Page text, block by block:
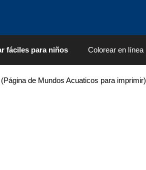
fáciles para niños Colorear en línea
de Mundos Acuaticos para imprimir)